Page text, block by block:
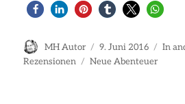
Autor
MH Autor
Veröffentlicht
am
9. Juni 2016 In
Rezensionen
Schlagwörter
Neue Abenteuer